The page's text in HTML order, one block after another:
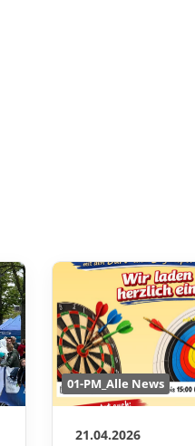
01-PM_Alle News
21.04.2026